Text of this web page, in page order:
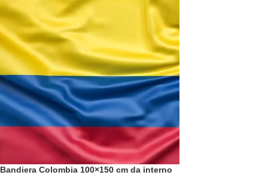
Bandiera Colombia 100×150 cm da interno